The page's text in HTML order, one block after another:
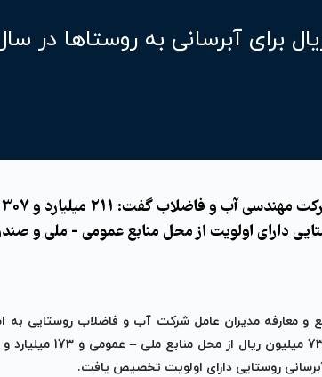
دارای اولویت از محل منابع عمومی - ملی و
و معارفه مدیران عامل شرکت آب و فاضلاب روستایی به
روستایی دارای اولویت تخصیص یافت.